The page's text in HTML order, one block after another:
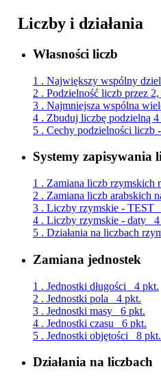
Liczby i działania
Własności liczb
1 . Największy wspólny
2 . Podzielność liczb przez
3 . Najmniejsza wspólna
4 . Zbuduj liczbę podzielną 4
5 . Cechy podzielności liczb
Systemy zapisywania
1 . Zamiana liczb rzymskich
2 . Zamiana liczb arabskich
3 . Liczby rzymskie - TEST
4 . Liczby rzymskie - daty
5 . Działania na liczbach
Zamiana jednostek
1 . Jednostki długości
4 pkt.
2 . Jednostki pola
4 pkt.
3 . Jednostki masy
6 pkt.
4 . Jednostki czasu
6 pkt.
5 . Jednostki objętości
8 pkt.
Działania na liczbach